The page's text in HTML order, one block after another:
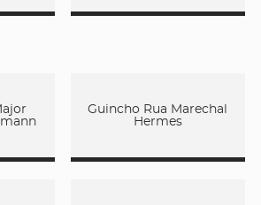
Guincho Rua Marechal
Hermes